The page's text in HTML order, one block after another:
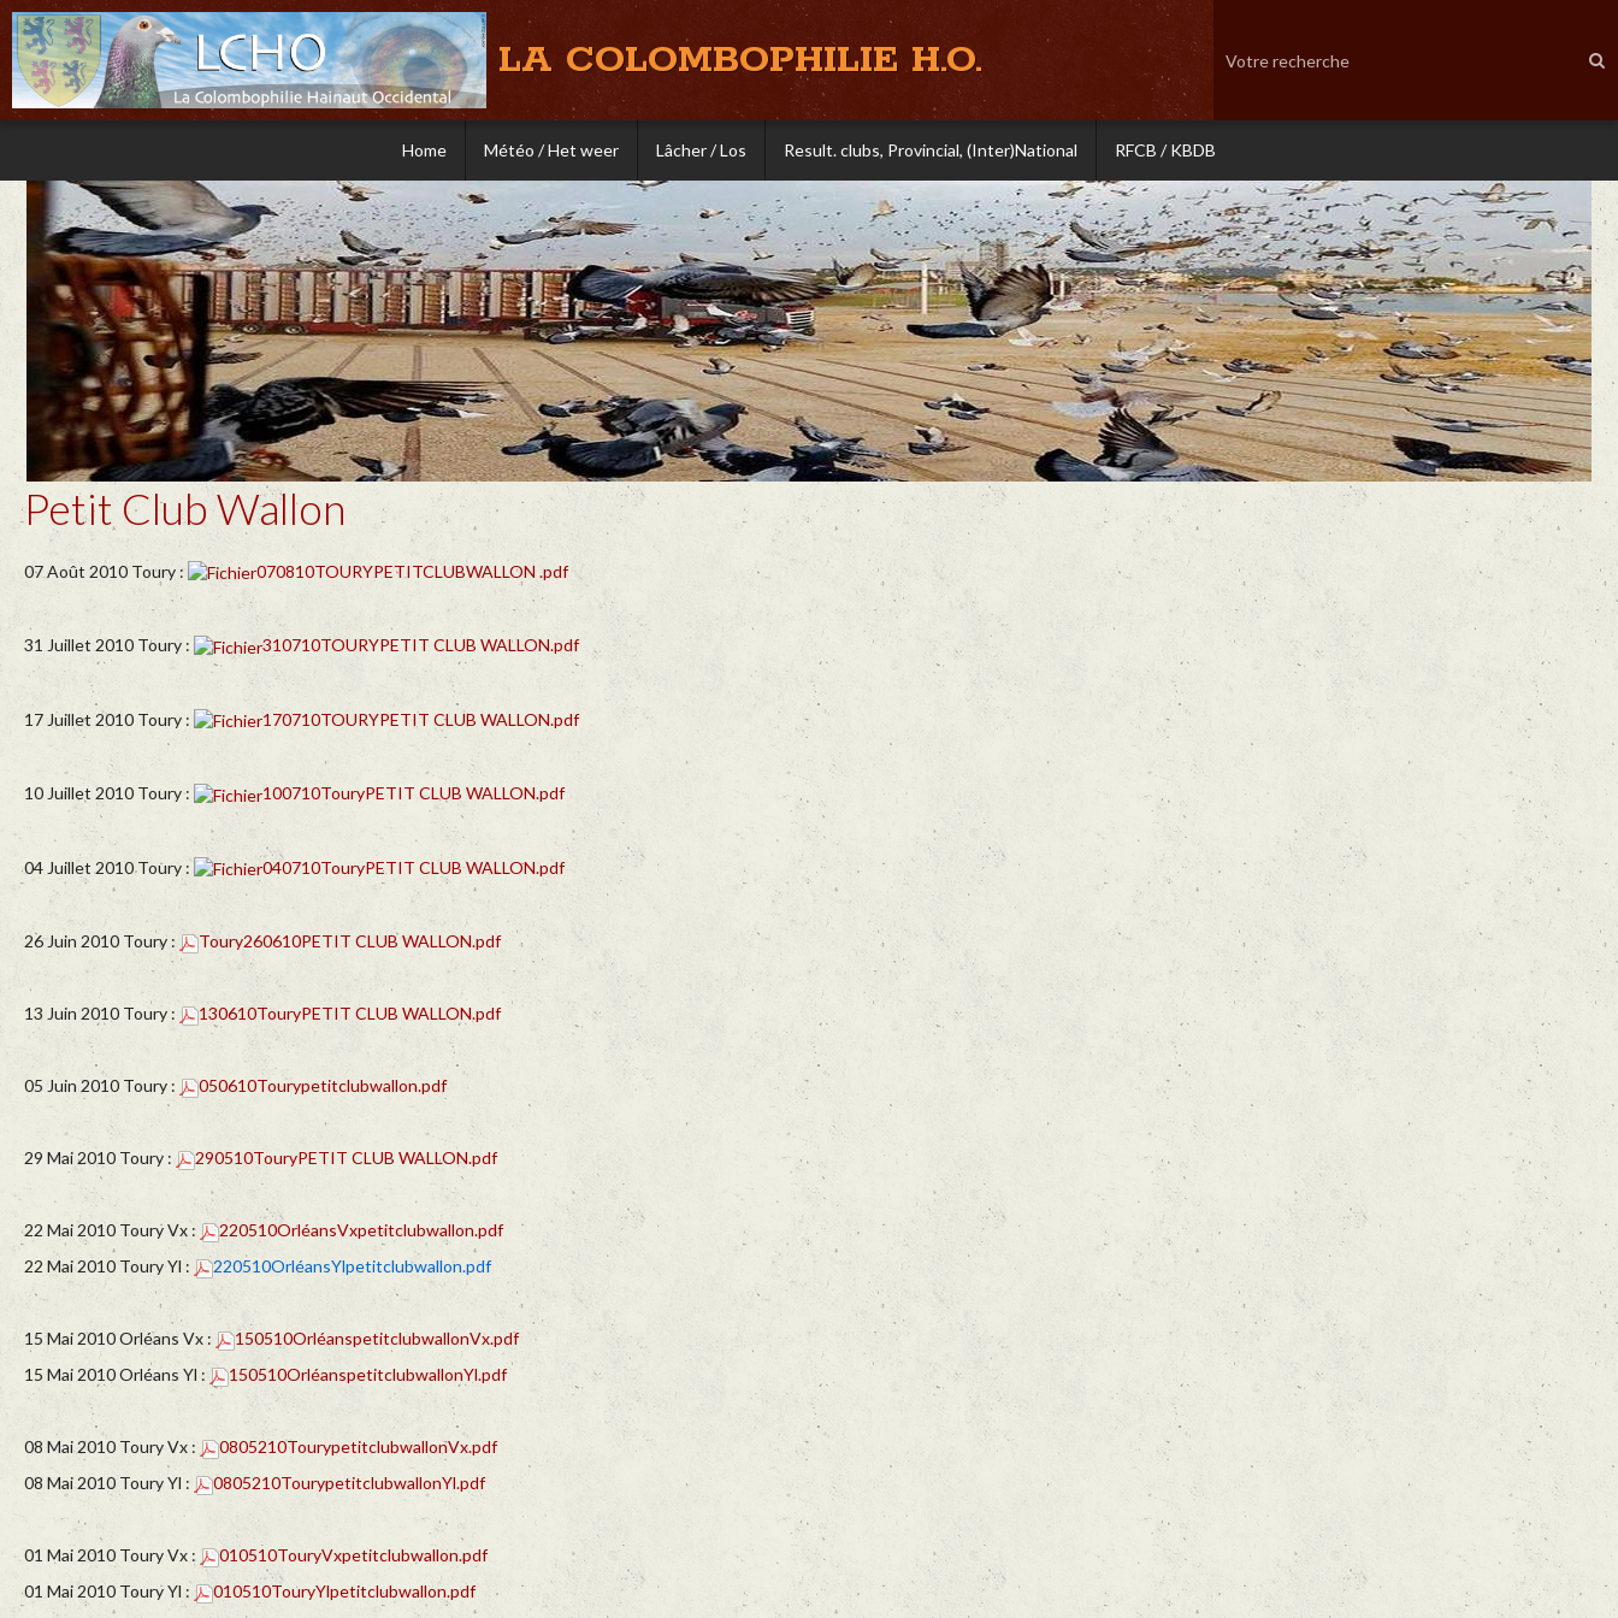
LA COLOMBOPHILIE H.O.
Home Météo / Het weer Lâcher / Los Result. clubs, Provincial, (Inter)National RFCB / KBDB
Petit Club Wallon
07 Août 2010 Toury : 070810TOURYPETITCLUBWALLON .pdf
31 Juillet 2010 Toury : 310710TOURYPETIT CLUB WALLON.pdf
17 Juillet 2010 Toury : 170710TOURYPETIT CLUB WALLON.pdf
10 Juillet 2010 Toury : 100710TouryPETIT CLUB WALLON.pdf
04 Juillet 2010 Toury : 040710TouryPETIT CLUB WALLON.pdf
26 Juin 2010 Toury : Toury260610PETIT CLUB WALLON.pdf
13 Juin 2010 Toury : 130610TouryPETIT CLUB WALLON.pdf
05 Juin 2010 Toury : 050610Tourypetitclubwallon.pdf
29 Mai 2010 Toury : 290510TouryPETIT CLUB WALLON.pdf
22 Mai 2010 Toury Vx :
220510OrléansVxpetitclubwallon.pdf
22 Mai 2010 Toury Yl :
220510OrléansYlpetitclubwallon.pdf
15 Mai 2010 Orléans Vx :
150510OrléanspetitclubwallonVx.pdf
15 Mai 2010 Orléans Yl :
150510OrléanspetitclubwallonYl.pdf
08 Mai 2010 Toury Vx :
0805210TourypetitclubwallonVx.pdf
08 Mai 2010 Toury Yl :
0805210TourypetitclubwallonYl.pdf
01 Mai 2010 Toury Vx :
010510TouryVxpetitclubwallon.pdf
01 Mai 2010 Toury Yl :
010510TouryYlpetitclubwallon.pdf